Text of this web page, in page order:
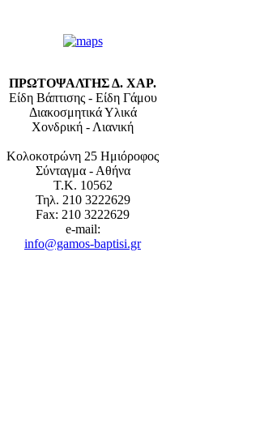
ΠΡΩΤΟΨΑΛΤΗΣ Δ. ΧΑΡ.
Είδη Βάπτισης - Είδη Γάμου
Διακοσμητικά Υλικά
Χονδρική - Λιανική
Κολοκοτρώνη 25 Ημιόροφος
Σύνταγμα - Αθήνα
Τ.Κ. 10562
Τηλ. 210 3222629
Fax: 210 3222629
e-mail:
info@gamos-baptisi.gr